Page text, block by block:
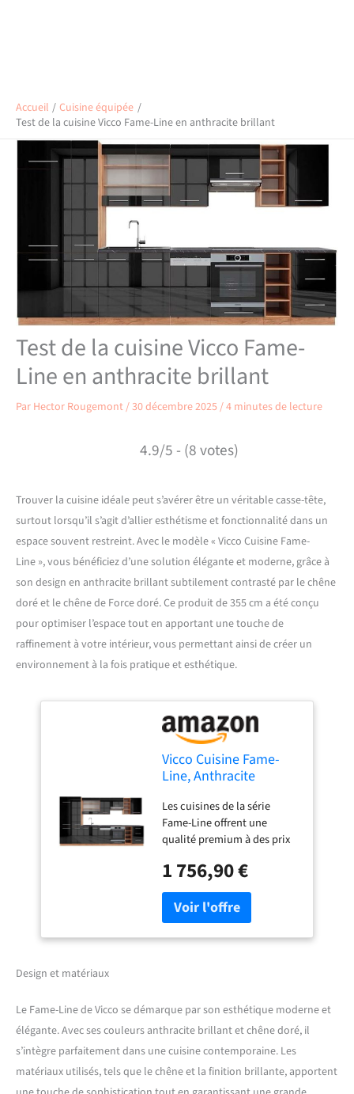
Accueil
Cuisine équipée
Test de la cuisine Vicco Fame-Line en anthracite brillant
Test de la cuisine Vicco Fame-
Line en anthracite brillant
Par Hector Rougemont/30 décembre 2025/4 minutes de lecture
4.9/5 - (8 votes)
Trouver la cuisine idéale peut s’avérer être un véritable casse-tête,
surtout lorsqu’il s’agit d’allier esthétisme et fonctionnalité dans un
espace souvent restreint. Avec le modèle « Vicco Cuisine Fame-
Line », vous bénéficiez d’une solution élégante et moderne, grâce à
son design en anthracite brillant subtilement contrasté par le chêne
doré et le chêne de Force doré. Ce produit de 355 cm a été conçu
pour optimiser l’espace tout en apportant une touche de
raffinement à votre intérieur, vous permettant ainsi de créer un
environnement à la fois pratique et esthétique.
Vicco Cuisine Fame-
Line, Anthracite
355cm
Les cuisines de la série
Fame-Line offrent une
qualité premium à des prix
proposons également des
panneaux de lave-vaisselle
entièrement intégrés de la
marque Vicco. Avec "Fame-
Line", choisissez entre des
modules supplémentaires.
DIMENSIONS : Le Bloc de
cuisine a une taille générale
de 355 cm, la profondeur et
la hauteur des modules
inférieurs et supérieurs sont
1 756,90 €
Design et matériaux
Le Fame-Line de Vicco se démarque par son esthétique moderne et
élégante. Avec ses couleurs anthracite brillant et chêne doré, il
s’intègre parfaitement dans une cuisine contemporaine. Les
matériaux utilisés, tels que le chêne et la finition brillante, apportent